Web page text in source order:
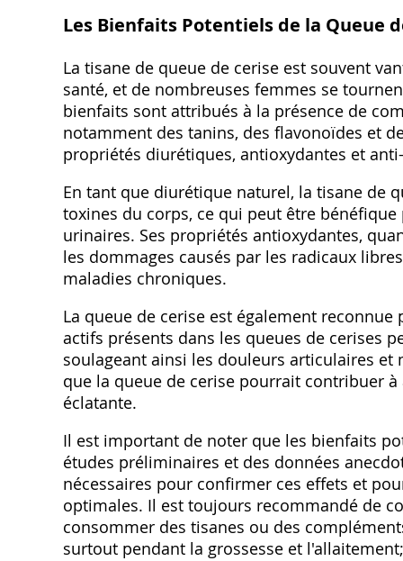
Les Bienfaits Potentiels de la Queue
La tisane de queue de cerise est souvent
santé‚ et de nombreuses femmes se
bienfaits sont attribués à la présence de
notamment des tanins‚ des flavonoïdes et
propriétés diurétiques‚ antioxydantes et
En tant que diurétique naturel‚ la tisane de
toxines du corps‚ ce qui peut être
urinaires. Ses propriétés antioxydantes‚
les dommages causés par les radicaux
maladies chroniques.
La queue de cerise est également
actifs présents dans les queues de cerises
soulageant ainsi les douleurs articulaires et
que la queue de cerise pourrait contribuer
éclatante.
Il est important de noter que les bienfaits
études préliminaires et des données
nécessaires pour confirmer ces effets et
optimales. Il est toujours recommandé de
consommer des tisanes ou des
surtout pendant la grossesse et l'allaitement;